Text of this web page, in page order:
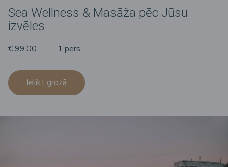
Sea Wellness & Masāža pēc Jūsu
izvēles
€ 99.00 1 pers
Ielikt grozā